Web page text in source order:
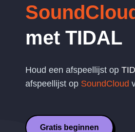
met TIDAL
Houd een afspeellijst op
afspeellijst op SoundCloud
Gratis beginnen